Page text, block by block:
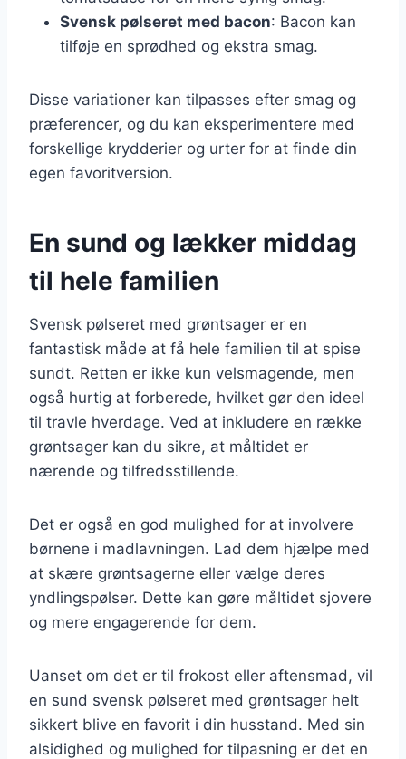
Svensk pølseret med bacon: Bacon kan
tilføje en sprødhed og ekstra smag.
Disse variationer kan tilpasses efter smag og
præferencer, og du kan eksperimentere med
forskellige krydderier og urter for at finde din
egen favoritversion.
En sund og lækker middag
til hele familien
Svensk pølseret med grøntsager er en
fantastisk måde at få hele familien til at spise
sundt. Retten er ikke kun velsmagende, men
også hurtig at forberede, hvilket gør den ideel
til travle hverdage. Ved at inkludere en række
grøntsager kan du sikre, at måltidet er
nærende og tilfredsstillende.
Det er også en god mulighed for at involvere
børnene i madlavningen. Lad dem hjælpe med
at skære grøntsagerne eller vælge deres
yndlingspølser. Dette kan gøre måltidet sjovere
og mere engagerende for dem.
Uanset om det er til frokost eller aftensmad, vil
en sund svensk pølseret med grøntsager helt
sikkert blive en favorit i din husstand. Med sin
alsidighed og mulighed for tilpasning er det en